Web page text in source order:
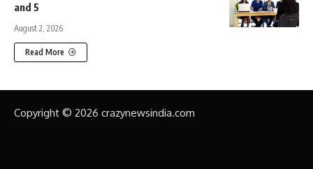
and 5
August 2, 2026
Read More
Copyright © 2026 crazynewsindia.com